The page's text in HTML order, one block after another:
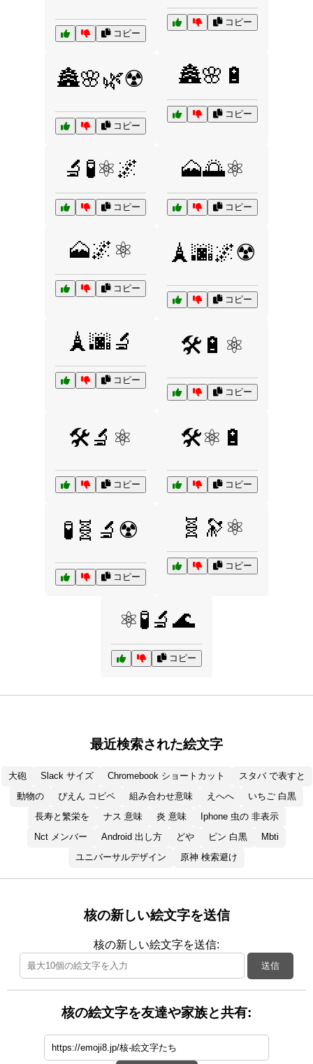
コピー
コピー
🏯🌸🌿☢️
コピー
🏯🌸🔋
コピー
🔬🧪⚛️🌌
コピー
🗻🌅⚛️
コピー
🗻🌌⚛️
コピー
🗼🌆🌌☢️
コピー
🗼🌆🔬
コピー
🛠️🔋⚛️
コピー
🛠️🔬⚛️
コピー
🛠️⚛️🔋
コピー
🧪🧬🔬☢️
コピー
🧬🔭⚛️
コピー
⚛️🧪🔬🌊
コピー
最近検索された絵文字
大砲 Slack サイズ Chromebook ショートカット
スタバ で表すと
動物の
ぴえん コピペ 組み合わせ意味 えへへ
いちご 白黒
長寿と繁栄を
ナス 意味 炎 意味
Iphone 虫の 非表示
Nct メンバー
Android 出し方 どや ピン 白黒
Mbti
ユニバーサルデザイン
原神 検索避け
核の新しい絵文字を送信
核の新しい絵文字を送信:
送信
核の絵文字を友達や家族と共有: